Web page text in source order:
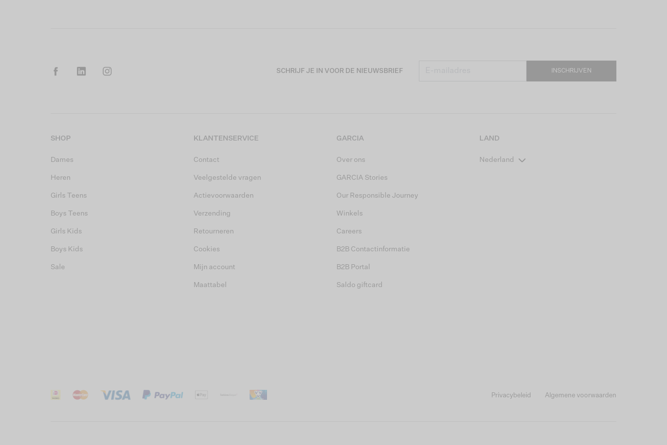
SCHRIJF JE IN VOOR DE NIEUWSBRIEF INSCHRIJVEN
SHOP
Dames
Heren
Girls Teens
Boys Teens
Girls Kids
Boys Kids
Sale
KLANTENSERVICE
Contact
Veelgestelde vragen
Actievoorwaarden
Verzending
Retourneren
Cookies
Mijn account
Maattabel
GARCIA
Over ons
GARCIA Stories
Our Responsible Journey
Winkels
Careers
B2B Contactinformatie
B2B Portal
Saldo giftcard
LAND
Nederland
Privacybeleid Algemene voorwaarden